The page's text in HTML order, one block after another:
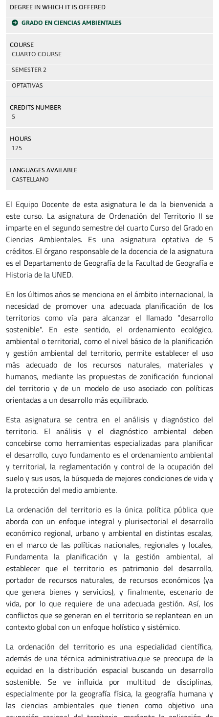
DEGREE IN WHICH IT IS OFFERED
GRADO EN CIENCIAS AMBIENTALES
COURSE
CUARTO COURSE
SEMESTER 2
OPTATIVAS
CREDITS NUMBER
5
HOURS
125
LANGUAGES AVAILABLE
CASTELLANO
El Equipo Docente de esta asignatura le da la bienvenida a
este curso. La asignatura de Ordenación del Territorio II se
imparte en el segundo semestre del cuarto Curso del Grado en
Ciencias Ambientales. Es una asignatura optativa de 5
créditos. El órgano responsable de la docencia de la asignatura
es el Departamento de Geografía de la Facultad de Geografía e
Historia de la UNED.
En los últimos años se menciona en el ámbito internacional, la
necesidad de promover una adecuada planificación de los
territorios como vía para alcanzar el llamado “desarrollo
sostenible". En este sentido, el ordenamiento ecológico,
ambiental o territorial, como el nivel básico de la planificación
y gestión ambiental del territorio, permite establecer el uso
más adecuado de los recursos naturales, materiales y
humanos, mediante las propuestas de zonificación funcional
del territorio y de un modelo de uso asociado con políticas
orientadas a un desarrollo más equilibrado.
Esta asignatura se centra en el análisis y diagnóstico del
territorio. El análisis y el diagnóstico ambiental deben
concebirse como herramientas especializadas para planificar
el desarrollo, cuyo fundamento es el ordenamiento ambiental
y territorial, la reglamentación y control de la ocupación del
suelo y sus usos, la búsqueda de mejores condiciones de vida y
la protección del medio ambiente.
La ordenación del territorio es la única política pública que
aborda con un enfoque integral y plurisectorial el desarrollo
económico regional, urbano y ambiental en distintas escalas,
en el marco de las políticas nacionales, regionales y locales,
Fundamenta la planificación y la gestión ambiental, al
establecer que el territorio es patrimonio del desarrollo,
portador de recursos naturales, de recursos económicos (ya
que genera bienes y servicios), y finalmente, escenario de
vida, por lo que requiere de una adecuada gestión. Así, los
conflictos que se generan en el territorio se replantean en un
contexto global con un enfoque holístico y sistémico.
La ordenación del territorio es una especialidad científica,
además de una técnica administrativa.que se preocupa de la
equidad en la distribución espacial buscando un desarrollo
sostenible. Se ve influida por multitud de disciplinas,
especialmente por la geografía física, la geografía humana y
las ciencias ambientales que tienen como objetivo una